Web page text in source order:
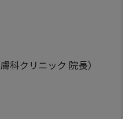
科クリニック 院長）